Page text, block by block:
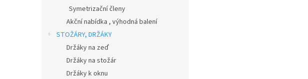
Symetrizační členy
Akční nabídka , výhodná balení
STOŽÁRY, DRŽÁKY
Držáky na zeď
Držáky na stožár
Držáky k oknu